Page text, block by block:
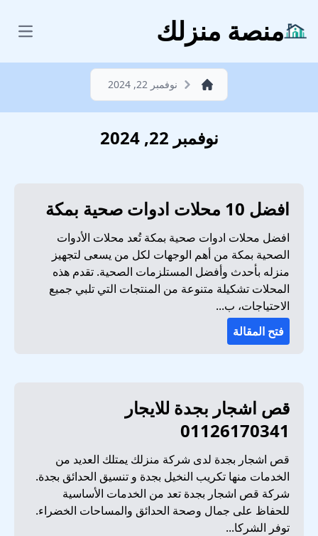
منصة منزلك
نوفمبر 22, 2024
نوفمبر 22, 2024
افضل 10 محلات ادوات صحية بمكة
افضل محلات ادوات صحية بمكة تُعد محلات الأدوات
الصحية بمكة من أهم الوجهات لكل من يسعى لتجهيز
منزله بأحدث وأفضل المستلزمات الصحية. تقدم هذه
المحلات تشكيلة متنوعة من المنتجات التي تلبي جميع
الاحتياجات، ب...
فتح المقالة
قص اشجار بجدة للايجار
01126170341
قص اشجار بجدة لدى شركة منزلك يمتلك العديد من
الخدمات منها تكريب النخيل بجدة و تنسيق الحدائق بجدة.
شركة قص اشجار بجدة تعد من الخدمات الأساسية
للحفاظ على جمال وصحة الحدائق والمساحات الخضراء.
توفر الشركا...